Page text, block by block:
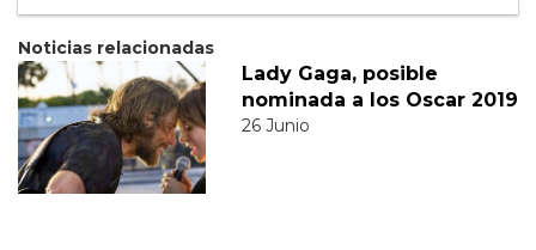
Noticias relacionadas
Lady Gaga, posible
nominada a los Oscar 2019
26 Junio